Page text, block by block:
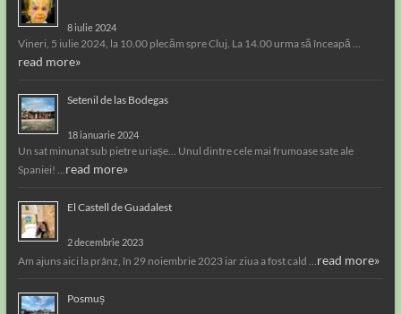
8 iulie 2024
Vineri, 5 iulie 2024, la 10.00 plecăm spre Cluj. La 14.00 urma să înceapă …
read more»
Setenil de las Bodegas
18 ianuarie 2024
Un sat minunat sub pietre uriașe… Unul dintre cele mai frumoase sate ale
Spaniei! …read more»
El Castell de Guadalest
2 decembrie 2023
Am ajuns aici la prânz, în 29 noiembrie 2023 iar ziua a fost cald …read more»
Posmuș